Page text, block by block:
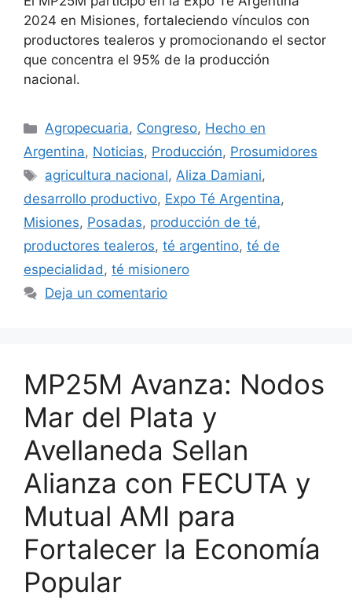
2024 en Misiones, fortaleciendo vínculos con
productores tealeros y promocionando el sector
que concentra el 95% de la producción
nacional.
Agropecuaria, Congreso, Hecho en
Argentina, Noticias, Producción, Prosumidores
agricultura nacional,Aliza Damiani,
desarrollo productivo, Expo Té Argentina,
Misiones, Posadas, producción de té,
productores tealeros, té argentino, té de
especialidad, té misionero
Deja un comentario
MP25M Avanza: Nodos
Mar del Plata y
Avellaneda Sellan
Alianza con FECUTA y
Mutual AMI para
Fortalecer la Economía
Popular